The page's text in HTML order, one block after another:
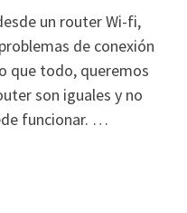
un router Wi-fi,
de conexión
que todo, queremos
son iguales y no
funcionar. …